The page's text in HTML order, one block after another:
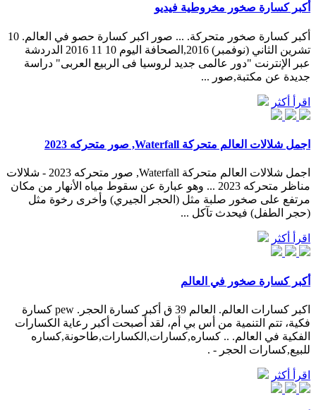
أكبر كسارة صخور مخروطية فيديو
أكبر كسارة صخور متحركة. ... صور اكبر كسارة حصو في العالم. 10
تشرين الثاني (نوفمبر) 2016,الصحافة اليوم 10 11 2016 الدردشة
عبر الإنترنت "دور عالمى جديد لروسيا فى الربيع العربى" دراسة
جديدة عن مكتبة,صور ...
اقرأ أكثر
اجمل شلالات العالم متحركة Waterfall, صور متحركه 2023
اجمل شلالات العالم متحركة Waterfall, صور متحركه 2023 - شلالات
مناظر متحركه 2023 ... وهو عبارة عن سقوط مياه الأنهار من مكان
مرتفع على صخور صلبة مثل (الحجر الجيري) وأخرى رخوة مثل
(حجر الطفل) فيحدث تآكل ...
اقرأ أكثر
أكبر كسارة صخور في العالم
اكبر كسارات العالم. العالم 39 ق أكبر كسارة الحجر. pew كسارة
فكية، تتم التنمية من أس بي أم، لقد أصبحت أكبر رعاية الكسارات
الفكية في العالم. .. كساره,كسارات,الكسارات,طاحونة,كساره
للبيع,كسارات الحجر - .
اقرأ أكثر